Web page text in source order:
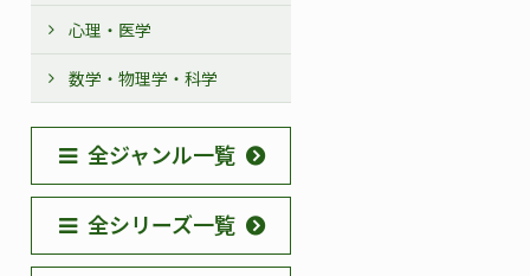
心理・医学
数学・物理学・科学
全ジャンル一覧
全シリーズ一覧